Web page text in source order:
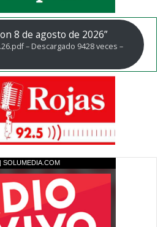
8 de agosto de 2026”
– Descargado 9428 veces –